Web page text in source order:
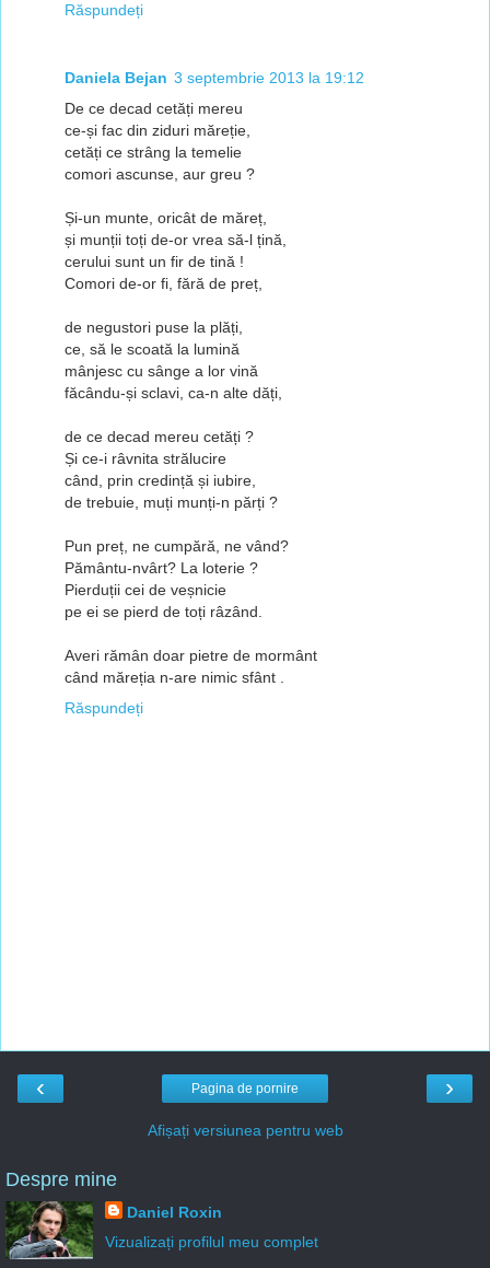
Răspundeți
Daniela Bejan 3 septembrie 2013 la 19:12
De ce decad cetăți mereu
ce-și fac din ziduri măreție,
cetăți ce strâng la temelie
comori ascunse, aur greu ?
Și-un munte, oricât de măreț,
și munții toți de-or vrea să-l țină,
cerului sunt un fir de tină !
Comori de-or fi, fără de preț,
de negustori puse la plăți,
ce, să le scoată la lumină
mânjesc cu sânge a lor vină
făcându-și sclavi, ca-n alte dăți,
de ce decad mereu cetăți ?
Și ce-i râvnita strălucire
când, prin credință și iubire,
de trebuie, muți munți-n părți ?
Pun preț, ne cumpără, ne vând?
Pământu-nvârt? La loterie ?
Pierduții cei de veșnicie
pe ei se pierd de toți râzând.
Averi rămân doar pietre de mormânt
când măreția n-are nimic sfânt .
Răspundeți
‹ ›
Pagina de pornire
Afișați versiunea pentru web
Despre mine
Daniel Roxin
Vizualizați profilul meu complet